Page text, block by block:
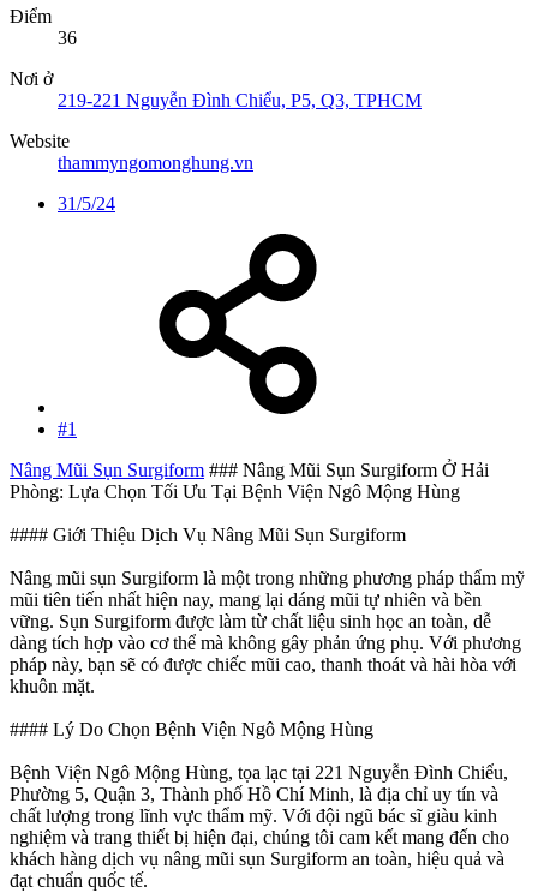
Điểm
36
Nơi ở
219-221 Nguyễn Đình Chiểu, P5, Q3, TPHCM
Website
thammyngomonghung.vn
31/5/24
#1
Nâng Mũi Sụn Surgiform ### Nâng Mũi Sụn Surgiform Ở Hải
Phòng: Lựa Chọn Tối Ưu Tại Bệnh Viện Ngô Mộng Hùng
#### Giới Thiệu Dịch Vụ Nâng Mũi Sụn Surgiform
Nâng mũi sụn Surgiform là một trong những phương pháp thẩm mỹ
mũi tiên tiến nhất hiện nay, mang lại dáng mũi tự nhiên và bền
vững. Sụn Surgiform được làm từ chất liệu sinh học an toàn, dễ
dàng tích hợp vào cơ thể mà không gây phản ứng phụ. Với phương
pháp này, bạn sẽ có được chiếc mũi cao, thanh thoát và hài hòa với
khuôn mặt.
#### Lý Do Chọn Bệnh Viện Ngô Mộng Hùng
Bệnh Viện Ngô Mộng Hùng, tọa lạc tại 221 Nguyễn Đình Chiểu,
Phường 5, Quận 3, Thành phố Hồ Chí Minh, là địa chỉ uy tín và
chất lượng trong lĩnh vực thẩm mỹ. Với đội ngũ bác sĩ giàu kinh
nghiệm và trang thiết bị hiện đại, chúng tôi cam kết mang đến cho
khách hàng dịch vụ nâng mũi sụn Surgiform an toàn, hiệu quả và
đạt chuẩn quốc tế.